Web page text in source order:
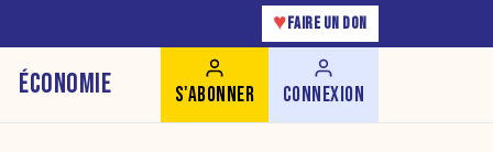
♥ FAIRE UN DON
ÉCONOMIE S'ABONNER CONNEXION